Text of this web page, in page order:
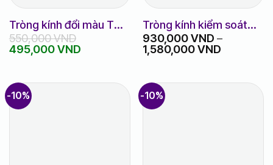
Tròng kính đổi màu TOG
VV 1.56 PGS chính hãng
550,000VND
Giá
550,000 VND.
495,000VNDGiá
là:
495,000 VND.
Tròng kính kiểm soát
ánh sáng xanh HOYA
Stellify Blue Control
930,000VND –
1,580,000VNDKhoảng
930,000
-10% -10%